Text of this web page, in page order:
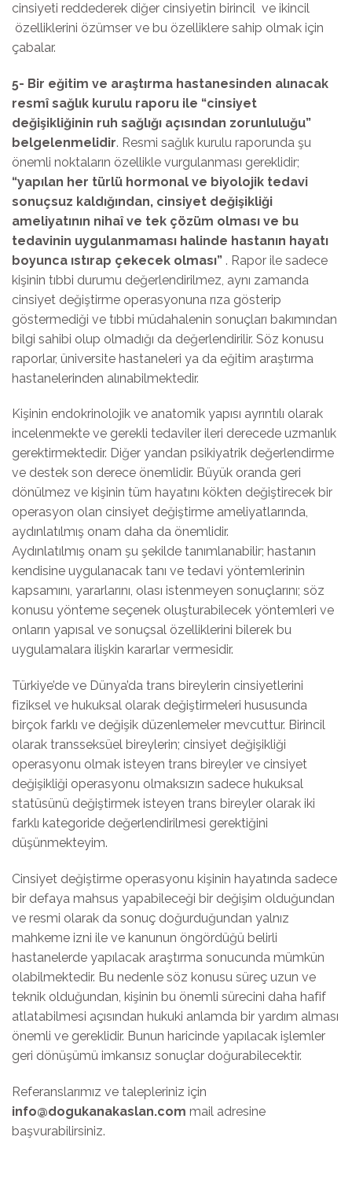
cinsiyeti reddederek diğer cinsiyetin birincil ve ikincil
özelliklerini özümser ve bu özelliklere sahip olmak için
çabalar.
5- Bir eğitim ve araştırma hastanesinden alınacak
resmî sağlık kurulu raporu ile “cinsiyet
değişikliğinin ruh sağlığı açısından zorunluluğu”
belgelenmelidir. Resmi sağlık kurulu raporunda şu
önemli noktaların özellikle vurgulanması gereklidir;
“yapılan her türlü hormonal ve biyolojik tedavi
sonuçsuz kaldığından, cinsiyet değişikliği
ameliyatının nihaî ve tek çözüm olması ve bu
tedavinin uygulanmaması halinde hastanın hayatı
boyunca ıstırap çekecek olması” . Rapor ile sadece
kişinin tıbbi durumu değerlendirilmez, aynı zamanda
cinsiyet değiştirme operasyonuna rıza gösterip
göstermediği ve tıbbi müdahalenin sonuçları bakımından
bilgi sahibi olup olmadığı da değerlendirilir. Söz konusu
raporlar, üniversite hastaneleri ya da eğitim araştırma
hastanelerinden alınabilmektedir.
Kişinin endokrinolojik ve anatomik yapısı ayrıntılı olarak
incelenmekte ve gerekli tedaviler ileri derecede uzmanlık
gerektirmektedir. Diğer yandan psikiyatrik değerlendirme
ve destek son derece önemlidir. Büyük oranda geri
dönülmez ve kişinin tüm hayatını kökten değiştirecek bir
operasyon olan cinsiyet değiştirme ameliyatlarında,
aydınlatılmış onam daha da önemlidir.
Aydınlatılmış onam şu şekilde tanımlanabilir; hastanın
kendisine uygulanacak tanı ve tedavi yöntemlerinin
kapsamını, yararlarını, olası istenmeyen sonuçlarını; söz
konusu yönteme seçenek oluşturabilecek yöntemleri ve
onların yapısal ve sonuçsal özelliklerini bilerek bu
uygulamalara ilişkin kararlar vermesidir.
Türkiye’de ve Dünya’da trans bireylerin cinsiyetlerini
fiziksel ve hukuksal olarak değiştirmeleri hususunda
birçok farklı ve değişik düzenlemeler mevcuttur. Birincil
olarak transseksüel bireylerin; cinsiyet değişikliği
operasyonu olmak isteyen trans bireyler ve cinsiyet
değişikliği operasyonu olmaksızın sadece hukuksal
statüsünü değiştirmek isteyen trans bireyler olarak iki
farklı kategoride değerlendirilmesi gerektiğini
düşünmekteyim.
Cinsiyet değiştirme operasyonu kişinin hayatında sadece
bir defaya mahsus yapabileceği bir değişim olduğundan
ve resmi olarak da sonuç doğurduğundan yalnız
mahkeme izni ile ve kanunun öngördüğü belirli
hastanelerde yapılacak araştırma sonucunda mümkün
olabilmektedir. Bu nedenle söz konusu süreç uzun ve
teknik olduğundan, kişinin bu önemli sürecini daha hafif
atlatabilmesi açısından hukuki anlamda bir yardım alması
önemli ve gereklidir. Bunun haricinde yapılacak işlemler
geri dönüşümü imkansız sonuçlar doğurabilecektir.
Referanslarımız ve talepleriniz için
info@dogukanakaslan.com mail adresine
başvurabilirsiniz.